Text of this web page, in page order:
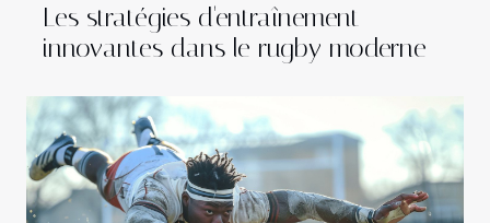
Les stratégies d'entraînement
innovantes dans le rugby moderne